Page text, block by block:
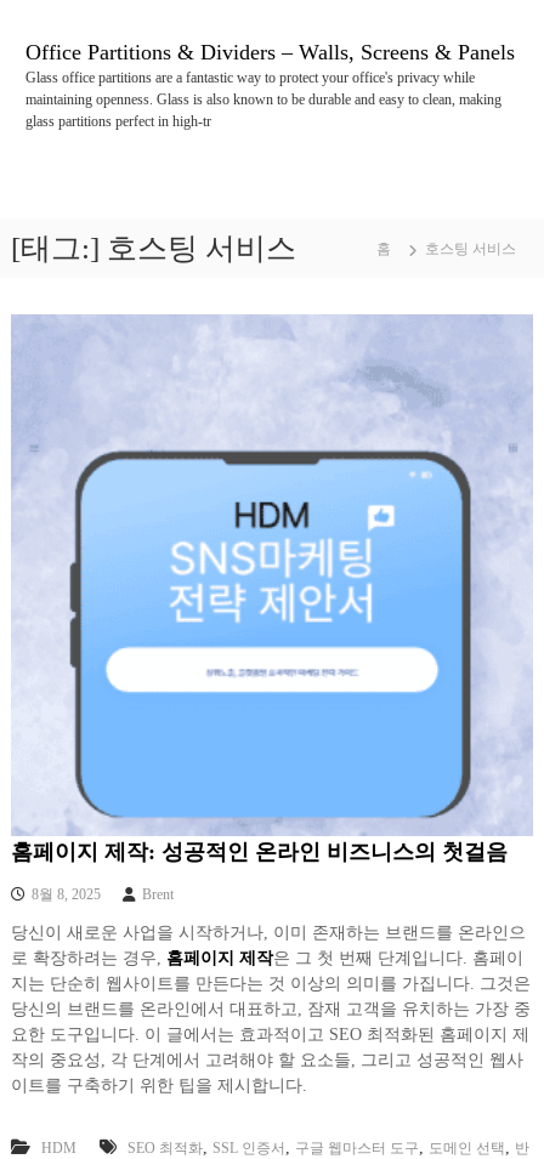
Office Partitions & Dividers – Walls, Screens & Panels
Glass office partitions are a fantastic way to protect your office's privacy while
maintaining openness. Glass is also known to be durable and easy to clean, making
glass partitions perfect in high-tr
[태그:] 호스팅 서비스 홈 호스팅 서비스
홈페이지 제작: 성공적인 온라인 비즈니스의 첫걸음
8월 8, 2025 Brent
당신이 새로운 사업을 시작하거나, 이미 존재하는 브랜드를 온라인으
로 확장하려는 경우, 홈페이지 제작은 그 첫 번째 단계입니다. 홈페이
지는 단순히 웹사이트를 만든다는 것 이상의 의미를 가집니다. 그것은
당신의 브랜드를 온라인에서 대표하고, 잠재 고객을 유치하는 가장 중
요한 도구입니다. 이 글에서는 효과적이고 SEO 최적화된 홈페이지 제
작의 중요성, 각 단계에서 고려해야 할 요소들, 그리고 성공적인 웹사
이트를 구축하기 위한 팁을 제시합니다.
HDM SEO 최적화, SSL 인증서 , 구글 웹마스터 도구, 도메인 선택 , 반